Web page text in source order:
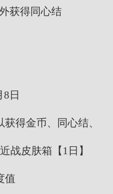
获得同心结
日
得金币、同心结、
战皮肤箱【1日】
值